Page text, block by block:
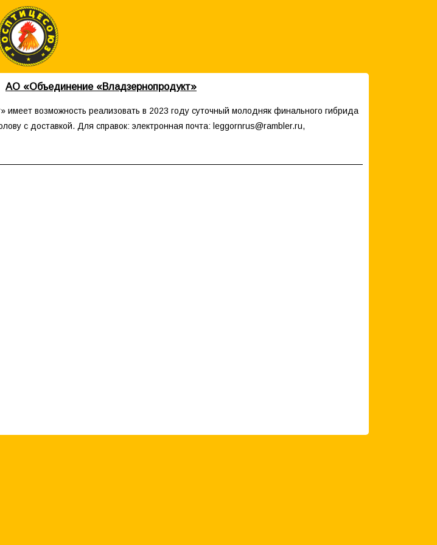
АО «Объединение «Владзернопродукт»
возможность реализовать в 2023 году суточный молодняк финального гибрида
с доставкой. Для справок: электронная почта: leggornrus@rambler.ru,